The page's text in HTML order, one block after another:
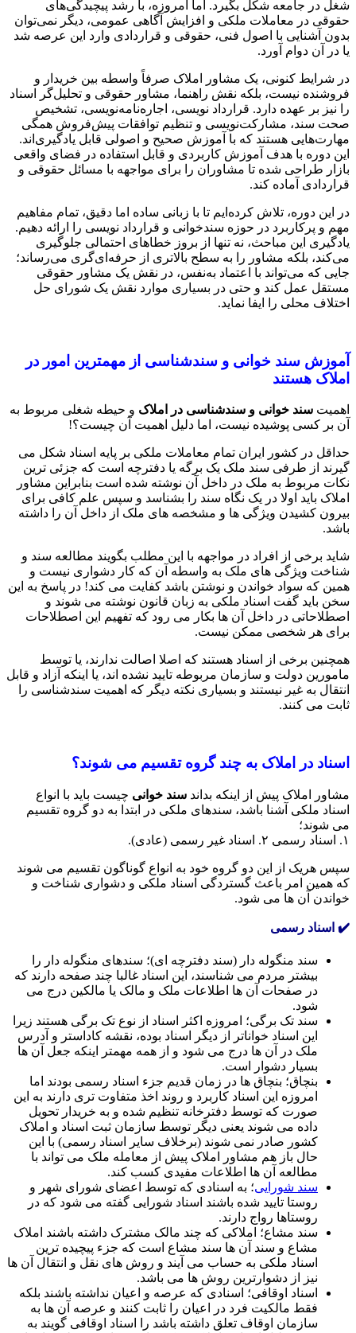
شغل در جامعه شکل بگیرد. اما امروزه، با رشد پیچیدگی‌های
حقوقی در معاملات ملکی و افزایش آگاهی عمومی، دیگر نمی‌توان
بدون آشنایی با اصول فنی، حقوقی و قراردادی وارد این عرصه شد
یا در آن دوام آورد.
در شرایط کنونی، یک مشاور املاک صرفاً واسطه بین خریدار و
فروشنده نیست، بلکه نقش راهنما، مشاور حقوقی و تحلیل‌گر اسناد
را نیز بر عهده دارد. قرارداد نویسی، اجاره‌نامه‌نویسی، تشخیص
صحت سند، مشارکت‌نویسی و تنظیم توافقات پیش‌فروش همگی
مهارت‌هایی هستند که با آموزش صحیح و اصولی قابل یادگیری‌اند.
این دوره با هدف آموزش کاربردی و قابل استفاده در فضای واقعی
بازار طراحی شده تا مشاوران را برای مواجهه با مسائل حقوقی و
قراردادی آماده کند.
در این دوره، تلاش کرده‌ایم تا با زبانی ساده اما دقیق، تمام مفاهیم
مهم و پرکاربرد در حوزه سندخوانی و قرارداد نویسی را ارائه دهیم.
یادگیری این مباحث، نه تنها از بروز خطاهای احتمالی جلوگیری
می‌کند، بلکه مشاور را به سطح بالاتری از حرفه‌ای‌گری می‌رساند؛
جایی که می‌تواند با اعتماد به‌نفس، در نقش یک مشاور حقوقی
مستقل عمل کند و حتی در بسیاری موارد نقش یک شورای حل
اختلاف محلی را ایفا نماید.
آموزش سند خوانی و سندشناسی از مهمترین امور در
املاک هستند
اهمیت سند خوانی و سندشناسی در املاک و حیطه شغلی مربوط به
آن بر کسی پوشیده نیست، اما دلیل اهمیت آن چیست؟!
حداقل در کشور ایران تمام معاملات ملکی بر پایه اسناد شکل می
گیرند از طرفی سند ملک یک برگه یا دفترچه است که جزئی ترین
نکات مربوط به ملک در داخل آن نوشته شده است بنابراین مشاور
املاک باید اولا در یک نگاه سند را بشناسد و سپس علم کافی برای
بیرون کشیدن ویژگی ها و مشخصه های ملک از داخل آن را داشته
باشد.
شاید برخی از افراد در مواجهه با این مطلب بگویند مطالعه سند و
شناخت ویژگی های ملک به واسطه آن که کار دشواری نیست و
همین که سواد خواندن و نوشتن باشد کفایت می کند! در پاسخ به این
سخن باید گفت اسناد ملکی به زبان قانون نوشته می شوند و
اصطلاحاتی در داخل آن ها بکار می رود که تفهیم این اصطلاحات
برای هر شخصی ممکن نیست.
همچنین برخی از اسناد هستند که اصلا اصالت ندارند، یا توسط
مامورین دولت و سازمان مربوطه تایید نشده اند، یا اینکه آزاد و قابل
انتقال به غیر نیستند و بسیاری نکته دیگر که اهمیت سندشناسی را
ثابت می کنند.
اسناد در املاک به چند گروه تقسیم می شوند؟
مشاور املاک پیش از اینکه بداند سند خوانی چیست باید با انواع
اسناد ملکی آشنا باشد، سندهای ملکی در ابتدا به دو گروه تقسیم
می شوند؛
۱. اسناد رسمی ۲. اسناد غیر رسمی (عادی).
سپس هریک از این دو گروه خود به انواع گوناگون تقسیم می شوند
که همین امر باعث گستردگی اسناد ملکی و دشواری شناخت و
خواندن آن ها می شود.
✔️ اسناد رسمی
سند منگوله دار (سند دفترچه ای)؛ سندهای منگوله دار را
بیشتر مردم می شناسند، این اسناد غالبا چند صفحه دارند که
در صفحات آن ها اطلاعات ملک و مالک یا مالکین درج می
شود.
سند تک برگی؛ امروزه اکثر اسناد از نوع تک برگی هستند زیرا
این اسناد خواناتر از دیگر اسناد بوده، نقشه کاداستر و آدرس
ملک در آن ها درج می شود و از همه مهمتر اینکه جعل آن ها
بسیار دشوار است.
بنچاق؛ بنچاق ها در زمان قدیم جزء اسناد رسمی بودند اما
امروزه این اسناد کاربرد و روند اخذ متفاوت تری دارند به این
صورت که توسط دفترخانه تنظیم شده و به خریدار تحویل
داده می شوند یعنی دیگر توسط سازمان ثبت اسناد و املاک
کشور صادر نمی شوند (برخلاف سایر اسناد رسمی) با این
حال باز هم مشاور املاک پیش از معامله ملک می تواند با
مطالعه آن ها اطلاعات مفیدی کسب کند.
سند شورایی؛ به اسنادی که توسط اعضای شورای شهر و
روستا تایید شده باشند اسناد شورایی گفته می شود که در
روستاها رواج دارند.
سند مشاع؛ املاکی که چند مالک مشترک داشته باشند املاک
مشاع و سند آن ها سند مشاع است که جزء پیچیده ترین
اسناد ملکی به حساب می آیند و روش های نقل و انتقال آن ها
نیز از دشوارترین روش ها می باشد.
اسناد اوقافی؛ اسنادی که عرصه و اعیان نداشته باشند بلکه
فقط مالکیت فرد در اعیان را ثابت کنند و عرصه آن ها به
سازمان اوقاف تعلق داشته باشد را اسناد اوقافی گویند به